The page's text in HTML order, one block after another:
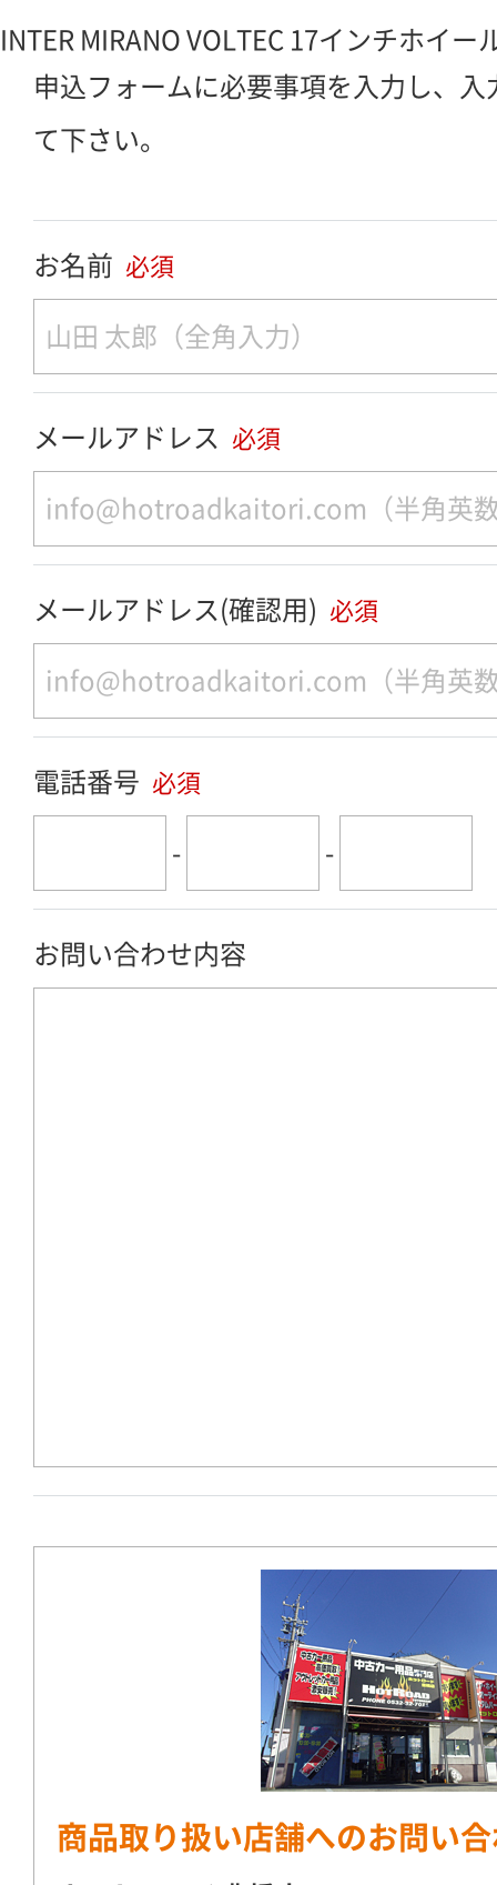
INTER MIRANO VOLTEC 17インチホイー
申込フォームに必要事項を入力し、
て下さい。
お名前 必須
メールアドレス 必須
メールアドレス(確認用) 必須
電話番号 必須
- -
お問い合わせ内容
商品取り扱い店舗へのお問い